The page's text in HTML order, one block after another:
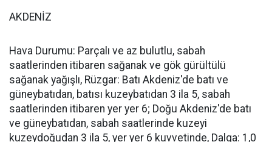
AKDENİZ
Hava Durumu: Parçalı ve az bulutlu, sabah
saatlerinden itibaren sağanak ve gök gürültülü
sağanak yağışlı, Rüzgar: Batı Akdeniz'de batı ve
güneybatıdan, batısı kuzeybatıdan 3 ila 5, sabah
saatlerinden itibaren yer yer 6; Doğu Akdeniz'de batı
ve güneybatıdan, sabah saatlerinde kuzeyi
kuzeydoğudan 3 ila 5, yer yer 6 kuvvetinde, Dalga: 1,0